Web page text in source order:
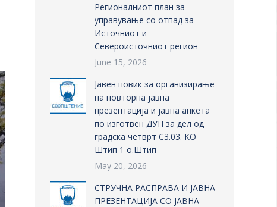
Регионалниот план за
управување со отпад за
Источниот и
Североисточниот регион
June 15, 2026
Јавен повик за организирање
на повторна јавна
презентација и јавна анкета
по изготвен ДУП за дел од
градска четврт С3.03. КО
Штип 1 о.Штип
May 20, 2026
СТРУЧНА РАСПРАВА И ЈАВНА
ПРЕЗЕНТАЦИЈА СО ЈАВНА